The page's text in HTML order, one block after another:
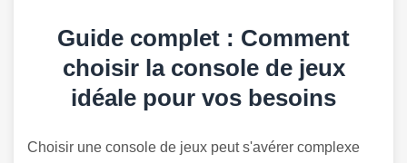
Guide complet : Comment
choisir la console de jeux
idéale pour vos besoins
Choisir une console de jeux peut s'avérer complexe